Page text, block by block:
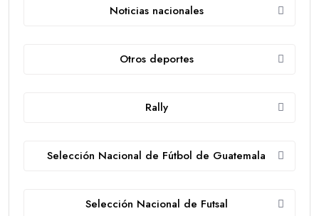
Noticias nacionales
Otros deportes
Rally
Selección Nacional de Fútbol de Guatemala
Selección Nacional de Futsal